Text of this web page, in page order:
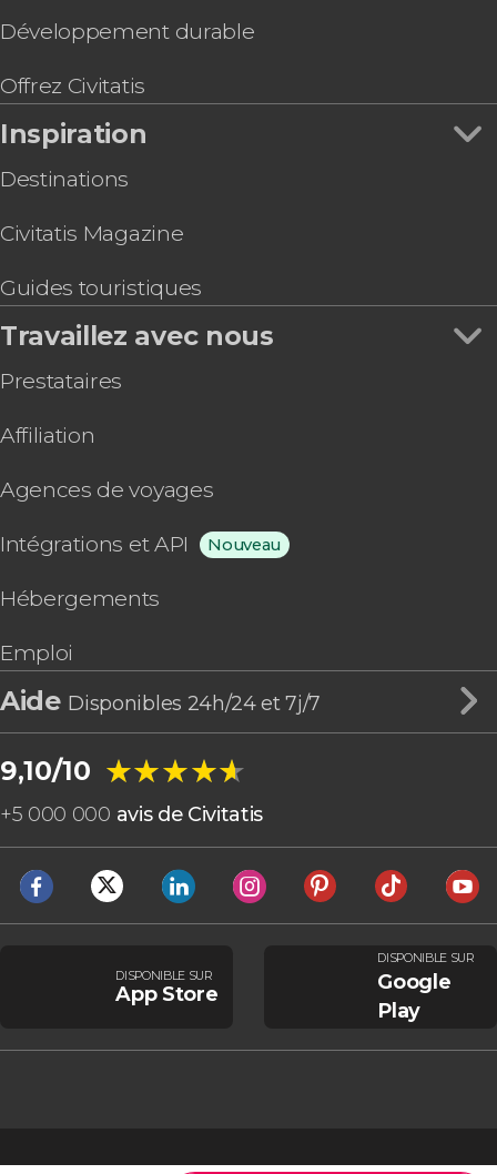
Développement durable
Offrez Civitatis
Inspiration
Destinations
Civitatis Magazine
Guides touristiques
Travaillez avec nous
Prestataires
Affiliation
Agences de voyages
Intégrations et API Nouveau
Hébergements
Emploi
Aide Disponibles 24h/24 et 7j/7
9,10/10 ★★★★★
★★★★★
+5 000 000 avis de Civitatis
DISPONIBLE SUR
App Store
DISPONIBLE SUR
Google
Play